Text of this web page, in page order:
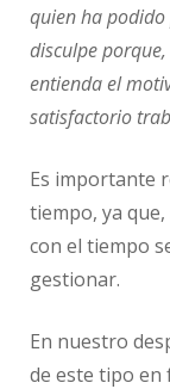
quien ha podido
disculpe
entienda el
satisfactorio
Es importante
tiempo, ya
con el tiempo
gestionar.
En nuestro
de este tipo en